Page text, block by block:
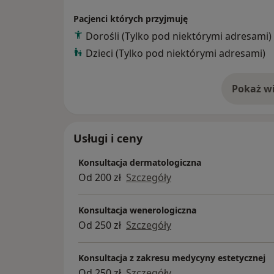
łączonych z użyciem peelingów
mikroigłowej, wypełnień kwasem
medycynie estetycznej i zabiegowej,
usuwania zmian skórnych technologią
Pacjenci których przyjmuję
Dorośli (Tylko pod niektórymi adresami)
Dzieci (Tylko pod niektórymi adresami)
Pokaż o
Usługi i ceny
Konsultacja dermatologiczna
Od 200 zł Szczegóły
Konsultacja wenerologiczna
Od 250 zł Szczegóły
Konsultacja z zakresu medycyny estetycznej